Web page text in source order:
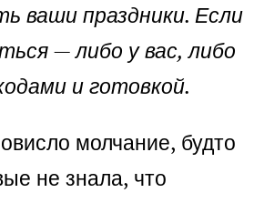
ваши праздники. Если
— либо у вас, либо
и готовкой.
молчание, будто
не знала, что